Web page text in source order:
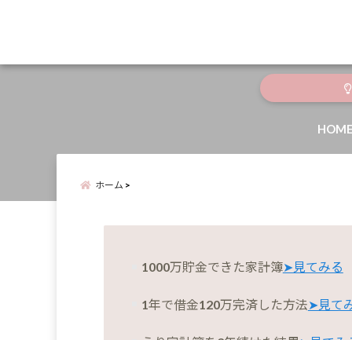
ホーム
1000万貯金できた家計簿➤見てみる
1年で借金120万完済した方法➤見て